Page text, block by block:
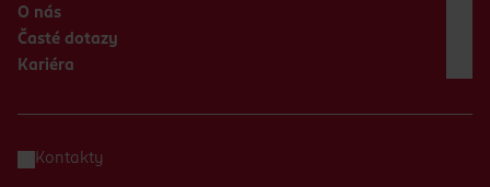
O nás
Časté dotazy
Kariéra
Kontakty